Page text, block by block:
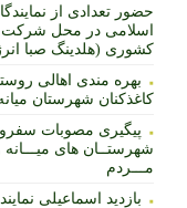
حضور تعدادی از
اسلامی در محل شرکت
کشوری (هلدینگ صبا
بهره مندی اهالی
کاغذکنان شهرستان
پیگیری مصوبات
شهرستــان های
مـــردم
بازدید اسماعیلی